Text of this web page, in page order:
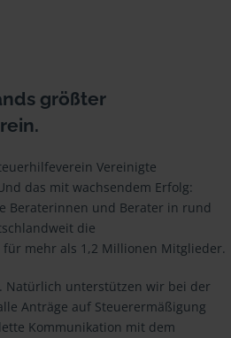
größter
Vereinigte
das mit wachsendem Erfolg:
Beraterinnen und Berater in rund
die
mehr als 1,2 Millionen Mitglieder.
Natürlich unterstützen wir bei der
Anträge auf Steuerermäßigung
Kommunikation mit dem